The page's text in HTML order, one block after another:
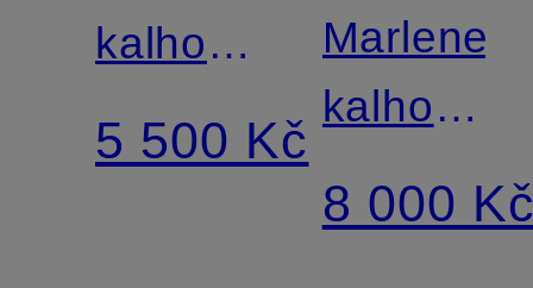
kalhoty
LIN
5 500 Kč
Marlene
kalhoty
LINE
MEDUSA
8 000